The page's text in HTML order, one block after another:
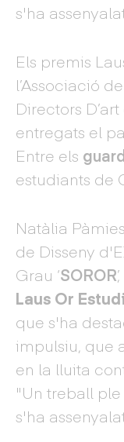
s'ha
Els premis
l’Associació
Directors
entregats el
Entre els
estudiants de
Natàlia
de Disseny
Grau ‘SOROR
Laus Or
que s'ha
impulsiu, que
en la lluita
"Un treball
s'ha